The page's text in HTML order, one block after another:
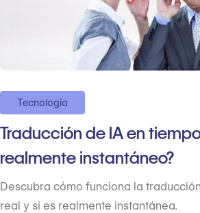
Tecnología
Traducción de IA en
realmente instantáneo?
Descubra cómo funciona la
real y si es realmente instantánea.